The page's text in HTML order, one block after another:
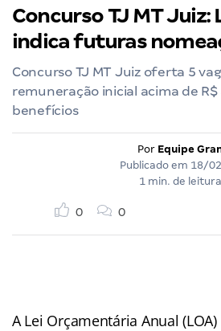
Concurso TJ MT Juiz:
indica futuras
Concurso TJ MT Juiz oferta 5
remuneração inicial acima de R$
benefícios
Por Equipe
Publicado em 18/
1 min. de leitura
0 0
A Lei Orçamentária Anual